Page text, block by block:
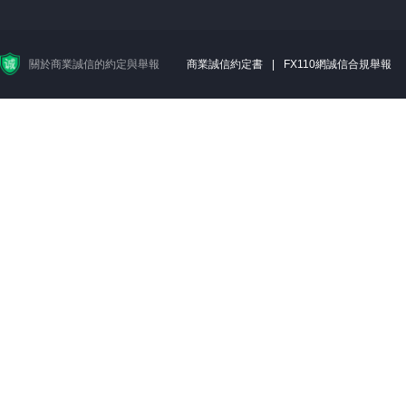
關於商業誠信的約定與舉報 商業誠信約定書 FX110網誠信合規舉報